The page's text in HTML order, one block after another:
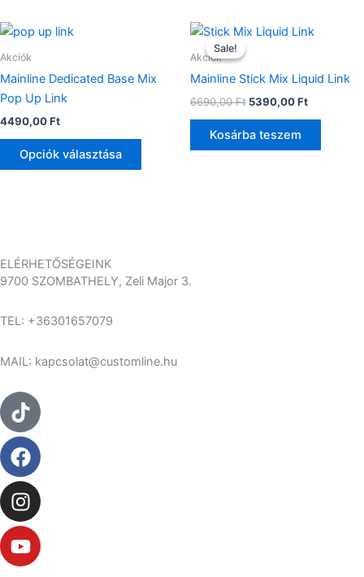
Akciók
Mainline Dedicated Base Mix
Pop Up Link
4490,00Ft
Opciók választása
variációja
változatok
Sale!
Sale!
Akciók
Mainline Stick Mix Liquid Link
6690,00Ft
Original
price
5390,00Ft
Current
Kosárba teszem
ELÉRHETŐSÉGEINK
9700 SZOMBATHELY, Zeli Major 3.
TEL: +36301657079
MAIL: kapcsolat@customline.hu
Tiktok
Facebook
Instagram
Youtube